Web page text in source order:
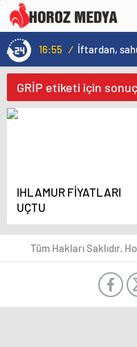
16:55 / İftardan,
GRİP etiketi için
IHLAMUR FİYATLARI
UÇTU
Tüm Hakları Saklıdır.